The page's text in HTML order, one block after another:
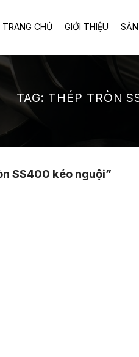
TRANG CHỦ GIỚI THIỆU
TAG: THÉP TRÒN
SS400 kéo nguội”